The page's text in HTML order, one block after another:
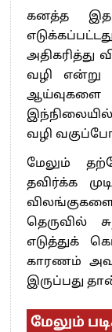
கனத்த
அதிகரித்து
வழி என்று
வழி
மேலும்
தவிர்க்க
தெருவில்
எடுத்துக்
காரணம்
இருப்பது
மேலும்